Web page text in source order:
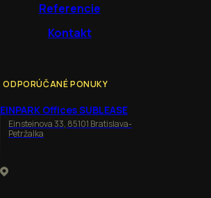
Referencie
Kontakt
ODPORÚČANÉ PONUKY
EINPARK Offices SUBLEASE
Einsteinova 33, 85101 Bratislava-
Petržalka